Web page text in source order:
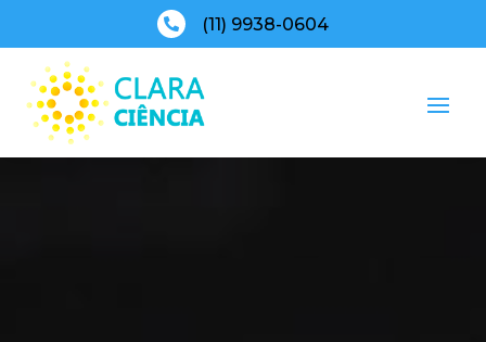
 (11) 9938-0604